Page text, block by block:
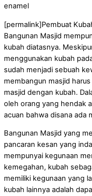
[permalink]Pembuat
Bangunan Masjid
kubah diatasnya.
menggunakan kubah
sudah menjadi sebuah
membangun masjid
masjid dengan kubah.
oleh orang yang hendak
acuan bahwa disana ada
Bangunan Masjid yang
pancaran kesan yang
mempunyai kegunaan
kemegahan, kubah
memiliki kegunaan yang
kubah lainnya adalah